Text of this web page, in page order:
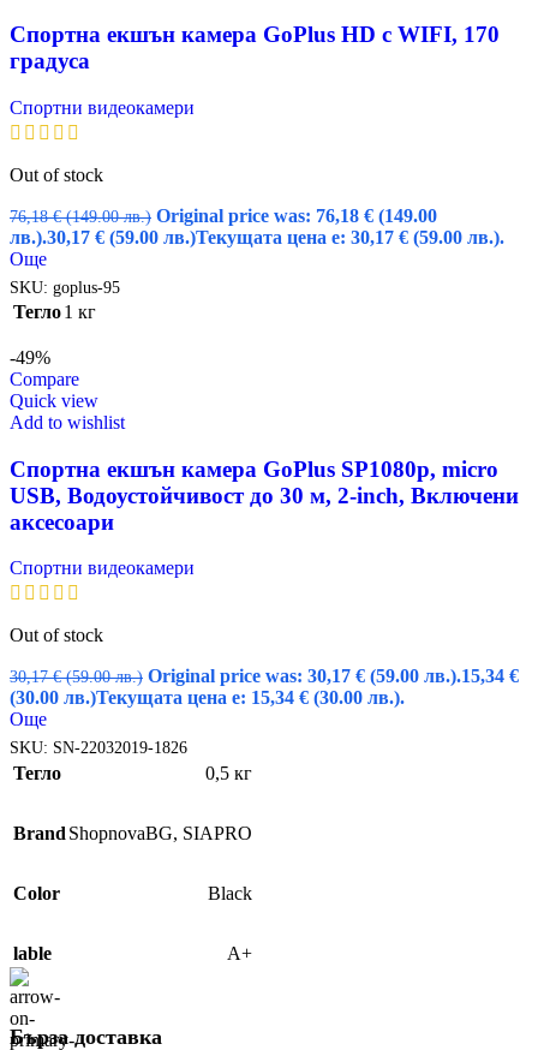
Спортна екшън камера GoPlus HD с WIFI, 170
градуса
Спортни видеокамери
Out of stock
76,18€ (149.00 лв.) Original price was: 76,18 € (149.00
лв.).30,17 € (59.00 лв.)Текущата цена е: 30,17 € (59.00 лв.).
Още
SKU: goplus-95
Тегло1 кг
-49%
Compare
Quick view
Add to wishlist
Спортна екшън камера GoPlus SP1080p, micro
USB, Водоустойчивост до 30 м, 2-inch, Включени
аксесоари
Спортни видеокамери
Out of stock
30,17€ (59.00 лв.) Original price was: 30,17 € (59.00 лв.).15,34 €
(30.00 лв.)Текущата цена е: 15,34 € (30.00 лв.).
Още
SKU: SN-22032019-1826
Тегло 0,5 кг
Brand ShopnovaBG, SIAPRO
Color Black
lable A+
Бърза доставка